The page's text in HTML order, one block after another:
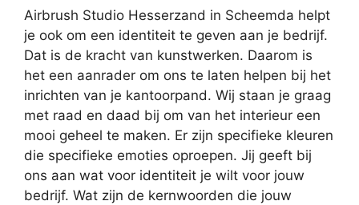
Airbrush Studio Hesserzand in Scheemda helpt
je ook om een identiteit te geven aan je bedrijf.
Dat is de kracht van kunstwerken. Daarom is
het een aanrader om ons te laten helpen bij het
inrichten van je kantoorpand. Wij staan je graag
met raad en daad bij om van het interieur een
mooi geheel te maken. Er zijn specifieke kleuren
die specifieke emoties oproepen. Jij geeft bij
ons aan wat voor identiteit je wilt voor jouw
bedrijf. Wat zijn de kernwoorden die jouw